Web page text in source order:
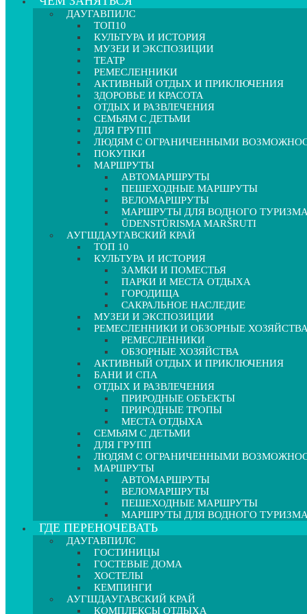
ДАУГАВПИЛС
ТОП10
КУЛЬТУРА И ИСТОРИЯ
МУЗЕИ И ЭКСПОЗИЦИИ
ТЕАТР
РЕМЕСЛЕННИКИ
АКТИВНЫЙ ОТДЫХ И ПРИКЛЮЧЕНИЯ
ЗДОРОВЬЕ И КРАСОТА
ОТДЫХ И РАЗВЛЕЧЕНИЯ
СЕМЬЯМ С ДЕТЬМИ
ДЛЯ ГРУПП
ЛЮДЯМ С ОГРАНИЧЕННЫМИ
ПОКУПКИ
МАРШРУТЫ
АВТОМАРШРУТЫ
ПЕШЕХОДНЫЕ МАРШРУТЫ
ВЕЛОМАРШРУТЫ
МАРШРУТЫ ДЛЯ ВОДНОГО ТУРИЗМА
ŪDENSTŪRISMA MARŠRUTI
АУГШДАУГАВСКИЙ КРАЙ
ТОП 10
КУЛЬТУРА И ИСТОРИЯ
ЗАМКИ И ПОМЕСТЬЯ
ПАРКИ И МЕСТА ОТДЫХА
ГОРОДИЩА
САКРАЛЬНОЕ НАСЛЕДИЕ
МУЗЕИ И ЭКСПОЗИЦИИ
РЕМЕСЛЕННИКИ И ОБЗОРНЫЕ ХОЗЯЙСТВА
РЕМЕСЛЕННИКИ
ОБЗОРНЫЕ ХОЗЯЙСТВА
АКТИВНЫЙ ОТДЫХ И ПРИКЛЮЧЕНИЯ
БАНИ И СПА
ОТДЫХ И РАЗВЛЕЧЕНИЯ
ПРИРОДНЫЕ ОБЪЕКТЫ
ПРИРОДНЫЕ ТРОПЫ
МЕСТА ОТДЫХА
СЕМЬЯМ С ДЕТЬМИ
ДЛЯ ГРУПП
ЛЮДЯМ С ОГРАНИЧЕННЫМИ
МАРШРУТЫ
АВТОМАРШРУТЫ
ВЕЛОМАРШРУТЫ
ПЕШЕХОДНЫЕ МАРШРУТЫ
МАРШРУТЫ ДЛЯ ВОДНОГО ТУРИЗМА
ГДЕ ПЕРЕНОЧЕВАТЬ
ДАУГАВПИЛС
ГОСТИНИЦЫ
ГОСТЕВЫЕ ДОМА
ХОСТЕЛЫ
КЕМПИНГИ
АУГШДАУГАВСКИЙ КРАЙ
КОМПЛЕКСЫ ОТДЫХА